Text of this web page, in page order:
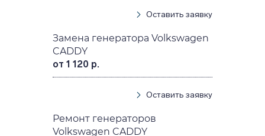
Оставить заявку
Замена генератора Volkswagen
CADDY
от 1 120 р.
Оставить заявку
Ремонт генераторов
Volkswagen CADDY